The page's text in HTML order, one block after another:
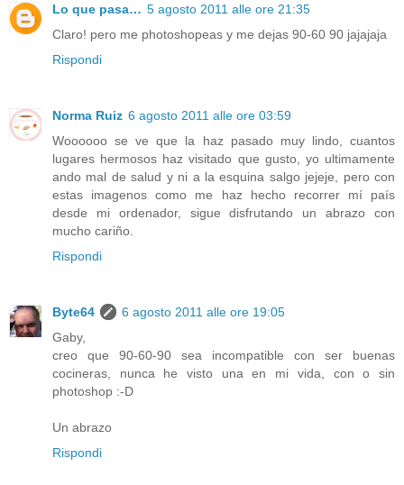
Lo que pasa… 5 agosto 2011 alle ore 21:35
Claro! pero me photoshopeas y me dejas 90-60 90 jajajaja
Rispondi
Norma Ruiz 6 agosto 2011 alle ore 03:59
Woooooo se ve que la haz pasado muy lindo, cuantos
lugares hermosos haz visitado que gusto, yo ultimamente
ando mal de salud y ni a la esquina salgo jejeje, pero con
estas imagenos como me haz hecho recorrer mí país
desde mi ordenador, sigue disfrutando un abrazo con
mucho cariño.
Rispondi
Byte64
6 agosto 2011 alle ore 19:05
Gaby,
creo que 90-60-90 sea incompatible con ser buenas
cocineras, nunca he visto una en mi vida, con o sin
photoshop :-D
Un abrazo
Rispondi